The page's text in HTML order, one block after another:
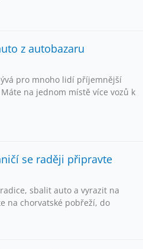
z autobazaru
pro mnoho lidí příjemnější
na jednom místě více vozů k
se raději připravte
sbalit auto a vyrazit na
na chorvatské pobřeží, do